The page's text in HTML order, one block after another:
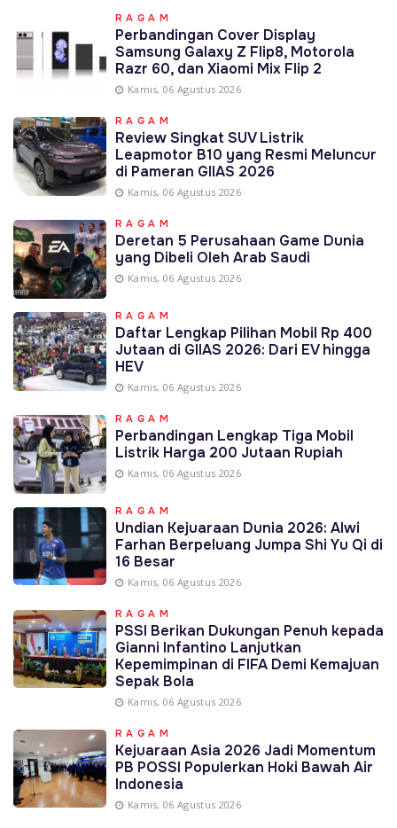
RAGAM
Perbandingan Cover Display
Samsung Galaxy Z Flip8, Motorola
Razr 60, dan Xiaomi Mix Flip 2
Kamis, 06 Agustus 2026
RAGAM
Review Singkat SUV Listrik
Leapmotor B10 yang Resmi Meluncur
di Pameran GIIAS 2026
Kamis, 06 Agustus 2026
RAGAM
Deretan 5 Perusahaan Game Dunia
yang Dibeli Oleh Arab Saudi
Kamis, 06 Agustus 2026
RAGAM
Daftar Lengkap Pilihan Mobil Rp 400
Jutaan di GIIAS 2026: Dari EV hingga
HEV
Kamis, 06 Agustus 2026
RAGAM
Perbandingan Lengkap Tiga Mobil
Listrik Harga 200 Jutaan Rupiah
Kamis, 06 Agustus 2026
RAGAM
Undian Kejuaraan Dunia 2026: Alwi
Farhan Berpeluang Jumpa Shi Yu Qi di
16 Besar
Kamis, 06 Agustus 2026
RAGAM
PSSI Berikan Dukungan Penuh kepada
Gianni Infantino Lanjutkan
Kepemimpinan di FIFA Demi Kemajuan
Sepak Bola
Kamis, 06 Agustus 2026
RAGAM
Kejuaraan Asia 2026 Jadi Momentum
PB POSSI Populerkan Hoki Bawah Air
Indonesia
Kamis, 06 Agustus 2026